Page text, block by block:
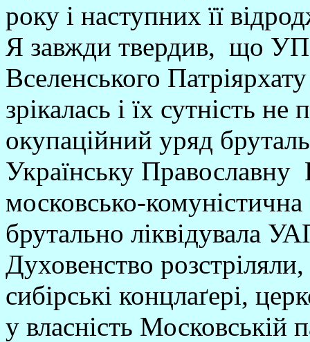
року і наступних її
Я завжди твердив, що
Вселенського
зрікалась і їх сутність
окупаційний уряд
Українську
московсько-
брутально ліквідувала
Духовенство
сибірські концлаґері,
у власність Московській